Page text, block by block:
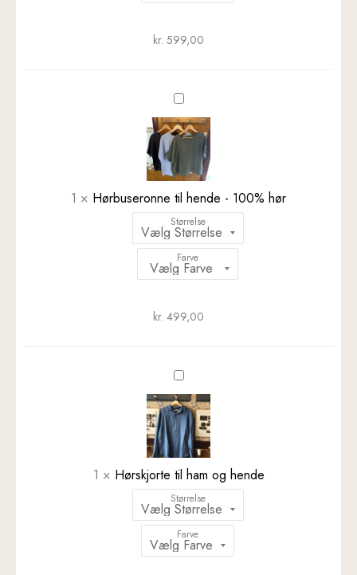
kr. 599,00
Hørbuseronne
til
hende
-
100%
hør
1 × Hørbuseronne til hende - 100% hør
Størrelse
Farve
kr. 499,00
Hørskjorte
til
ham
og
hende
1 × Hørskjorte til ham og hende
Størrelse
Farve